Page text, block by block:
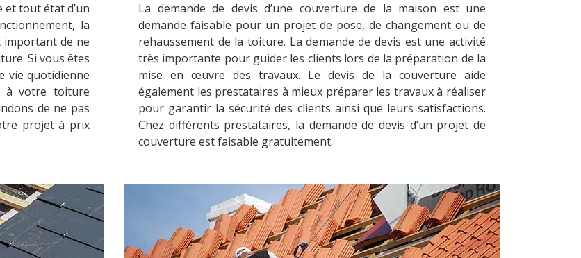
tout état d’un
la
de ne
Si vous êtes
vie quotidienne
à votre toiture
de ne pas
projet à prix
La demande de devis d’une couverture de la maison est une
demande faisable pour un projet de pose, de changement ou de
rehaussement de la toiture. La demande de devis est une activité
très importante pour guider les clients lors de la préparation de la
mise en œuvre des travaux. Le devis de la couverture aide
également les prestataires à mieux préparer les travaux à réaliser
pour garantir la sécurité des clients ainsi que leurs satisfactions.
Chez différents prestataires, la demande de devis d’un projet de
couverture est faisable gratuitement.